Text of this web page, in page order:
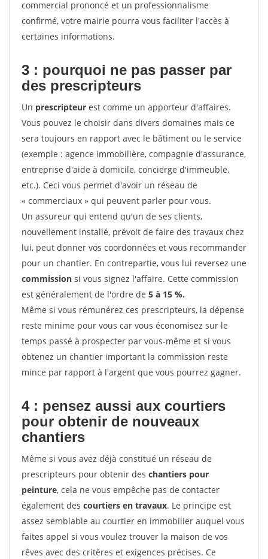
commercial prononcé et un professionnalisme
confirmé, votre mairie pourra vous faciliter l'accès à
certaines informations.
3 : pourquoi ne pas passer par
des prescripteurs
Un prescripteur est comme un apporteur d'affaires.
Vous pouvez le choisir dans divers domaines mais ce
sera toujours en rapport avec le bâtiment ou le service
(exemple : agence immobilière, compagnie d'assurance,
entreprise d'aide à domicile, concierge d'immeuble,
etc.). Ceci vous permet d'avoir un réseau de
« commerciaux » qui peuvent parler pour vous.
Un assureur qui entend qu'un de ses clients,
nouvellement installé, prévoit de faire des travaux chez
lui, peut donner vos coordonnées et vous recommander
pour un chantier. En contrepartie, vous lui reversez une
commission si vous signez l'affaire. Cette commission
est généralement de l'ordre de 5 à 15 %.
Même si vous rémunérez ces prescripteurs, la dépense
reste minime pour vous car vous économisez sur le
temps passé à prospecter par vous-même et si vous
obtenez un chantier important la commission reste
mince par rapport à l'argent que vous pourrez gagner.
4 : pensez aussi aux courtiers
pour obtenir de nouveaux
chantiers
Même si vous avez déjà constitué un réseau de
prescripteurs pour obtenir des chantiers pour
peinture, cela ne vous empêche pas de contacter
également des courtiers en travaux. Le principe est
assez semblable au courtier en immobilier auquel vous
faites appel si vous voulez trouver la maison de vos
rêves avec des critères et exigences précises. Ce